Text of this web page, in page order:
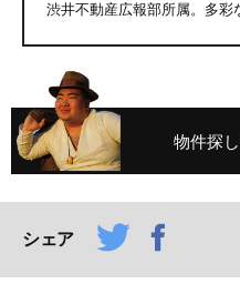
渋井不動産広報部所属。多彩
物件探
シェア